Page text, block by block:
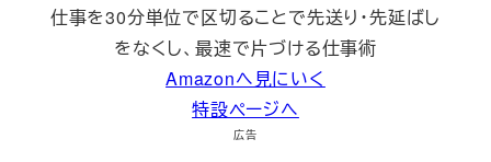
仕事を30分単位で区切ることで先送り・先延ばし
をなくし、最速で片づける仕事術
Amazonへ見にいく
特設ページへ
広告